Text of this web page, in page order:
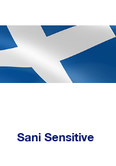
Sani Sensitive